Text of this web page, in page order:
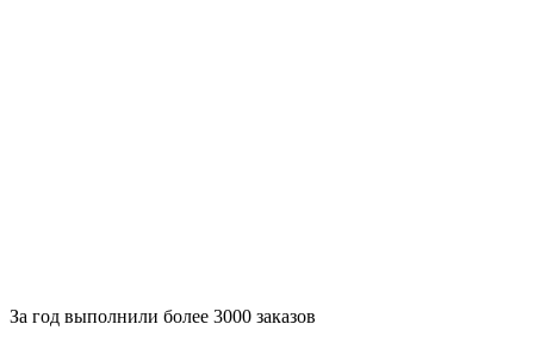
За год выполнили более 3000 заказов